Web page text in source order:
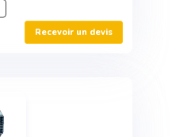
Recevoir un devis